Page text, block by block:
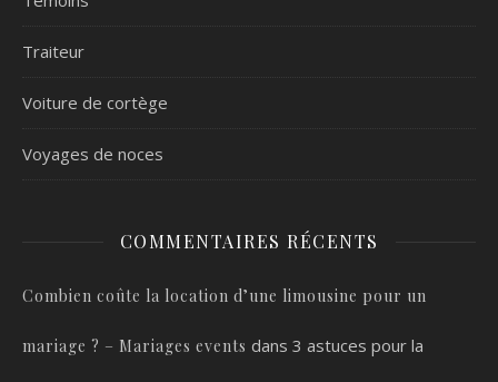
Traiteur
Voiture de cortège
Voyages de noces
COMMENTAIRES RÉCENTS
Combien coûte la location d’une limousine pour un
mariage ? – Mariages events dans 3 astuces pour la